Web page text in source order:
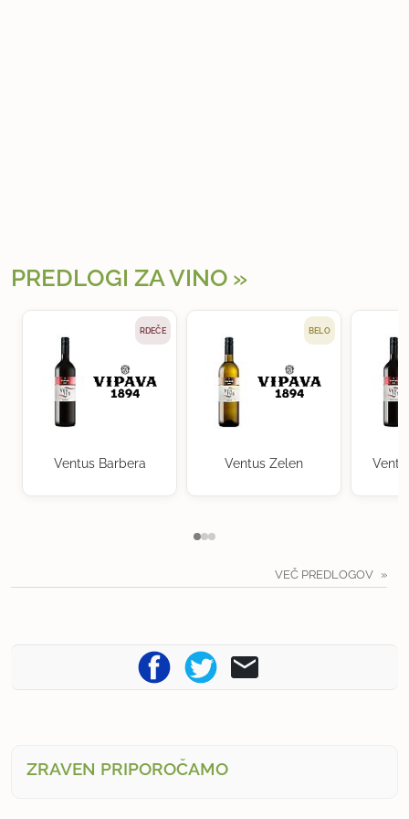
PREDLOGI ZA VINO
RDEČE
Ventus Barbera
BELO
Ventus Zelen
VEČ PREDLOGOV
ZRAVEN PRIPOROČAMO